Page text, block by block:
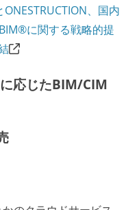
、国内
に関する戦略的提
応じたBIM/CIM